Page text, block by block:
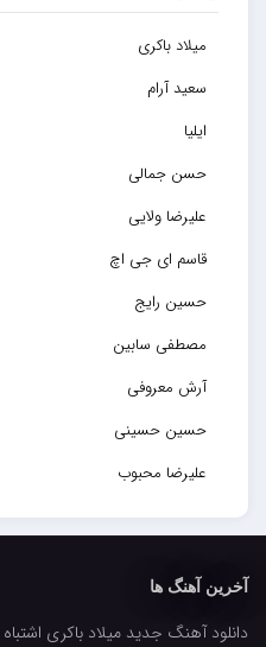
میلاد باکری
سعید آرام
ایلیا
حسن جمالی
علیرضا ولایی
قاسم ای جی اچ
حسین رایج
مصطفی سابین
آرش معروفی
حسین حسینی
علیرضا محبوب
حسین حصارکی
کاپیتان
آخرین آهنگ ها
دانلود آهنگ جدید میلاد باکری اشتباه